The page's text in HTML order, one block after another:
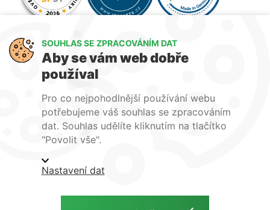
Jsme členem
SOUHLAS SE ZPRACOVÁNÍM DAT
Aby se vám web dobře
používal
Pro co nejpohodlnější používání webu
potřebujeme váš souhlas se zpracováním
dat. Souhlas udělíte kliknutím na tlačítko
"Povolit vše".
Nastavení dat